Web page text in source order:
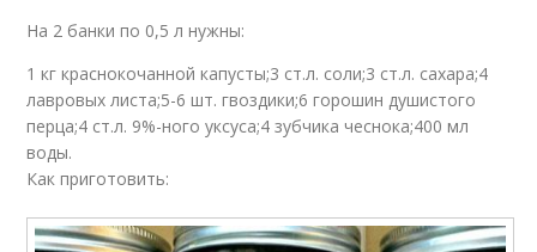
На 2 банки по 0,5 л нужны:
1 кг краснокочанной капусты;3 ст.л. соли;3 ст.л. сахара;4
лавровых листа;5-6 шт. гвоздики;6 горошин душистого
перца;4 ст.л. 9%-ного уксуса;4 зубчика чеснока;400 мл
воды.
Как приготовить: